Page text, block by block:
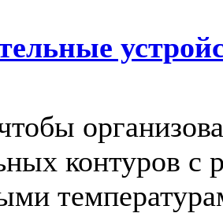
контуров с